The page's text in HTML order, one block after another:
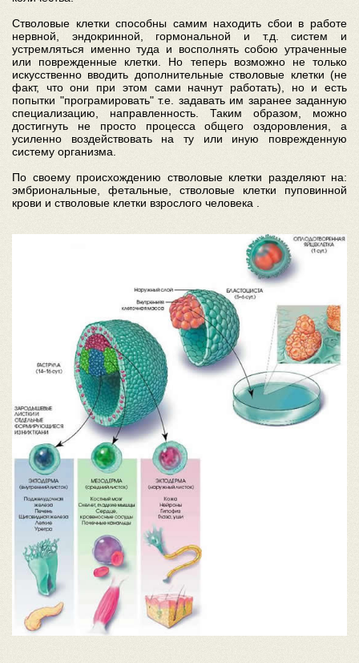
Стволовые клетки способны самим находить сбои в работе
нервной, эндокринной, гормональной и т.д. систем и
устремляться именно туда и восполнять собою утраченные
или поврежденные клетки. Но теперь возможно не только
искусственно вводить дополнительные стволовые клетки (не
факт, что они при этом сами начнут работать), но и есть
попытки "програмировать" т.е. задавать им заранее заданную
специализацию, направленность. Таким образом, можно
достигнуть не просто процесса общего оздоровления, а
усиленно воздействовать на ту или иную поврежденную
систему организма.
По своему происхождению стволовые клетки разделяют на:
эмбриональные, фетальные, стволовые клетки пуповинной
крови и стволовые клетки взрослого человека .